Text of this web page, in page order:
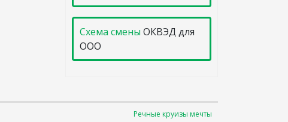
Схема смены ОКВЭД для
ООО
Речные круизы мечты